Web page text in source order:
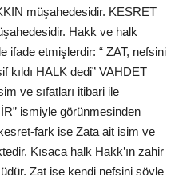
müşahedesidir. KESRET
Hakk ve halk
ifade etmişlerdir: “ ZAT, nefsini
kıldı HALK dedi” VAHDET
ve sıfatları itibari ile
ismiyle görünmesinden
fark ise Zata ait isim ve
Kısaca halk Hakk’ın zahir
Zat ise kendi nefsini şöyle